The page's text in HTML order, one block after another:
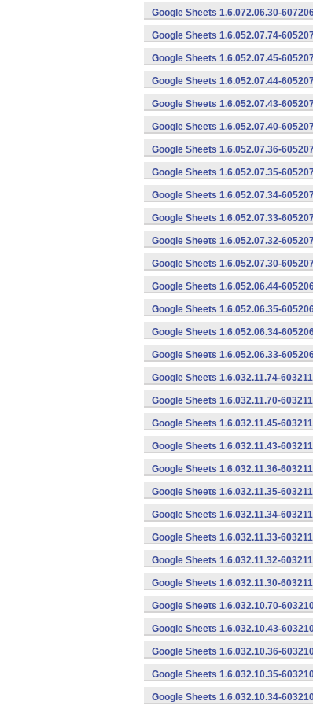
Google Sheets 1.6.072.06.30-
Google Sheets 1.6.052.07.74-
Google Sheets 1.6.052.07.45-
Google Sheets 1.6.052.07.44-
Google Sheets 1.6.052.07.43-
Google Sheets 1.6.052.07.40-
Google Sheets 1.6.052.07.36-
Google Sheets 1.6.052.07.35-
Google Sheets 1.6.052.07.34-
Google Sheets 1.6.052.07.33-
Google Sheets 1.6.052.07.32-
Google Sheets 1.6.052.07.30-
Google Sheets 1.6.052.06.44-
Google Sheets 1.6.052.06.35-
Google Sheets 1.6.052.06.34-
Google Sheets 1.6.052.06.33-
Google Sheets 1.6.032.11.74-
Google Sheets 1.6.032.11.70-
Google Sheets 1.6.032.11.45-
Google Sheets 1.6.032.11.43-
Google Sheets 1.6.032.11.36-
Google Sheets 1.6.032.11.35-
Google Sheets 1.6.032.11.34-
Google Sheets 1.6.032.11.33-
Google Sheets 1.6.032.11.32-
Google Sheets 1.6.032.11.30-
Google Sheets 1.6.032.10.70-
Google Sheets 1.6.032.10.43-
Google Sheets 1.6.032.10.36-
Google Sheets 1.6.032.10.35-
Google Sheets 1.6.032.10.34-